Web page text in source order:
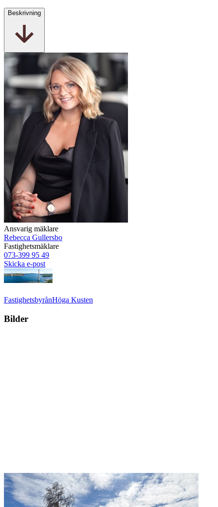
Beskrivning
Ansvarig mäklare
Rebecca Gullersbo
Fastighetsmäklare
073-399 95 49
Skicka e-post
FastighetsbyrånHöga Kusten
Bilder